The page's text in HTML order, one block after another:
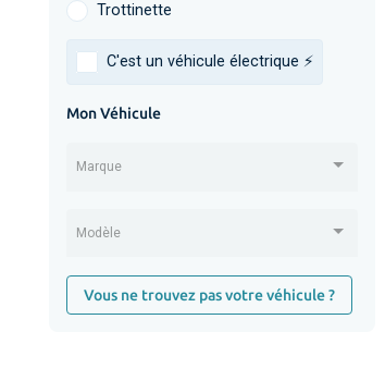
Trottinette
C'est un véhicule électrique ⚡️
Mon Véhicule
Marque
Modèle
Vous ne trouvez pas votre véhicule ?